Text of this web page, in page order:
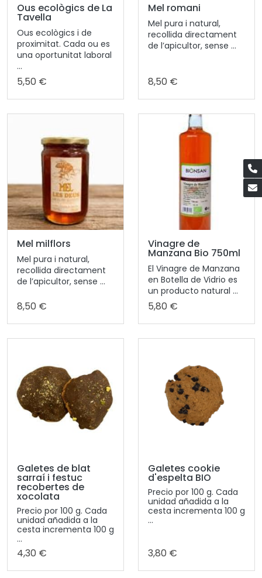
Ous ecològics de La
Tavella
Ous ecològics i de
proximitat. Cada ou es
una oportunitat laboral
...
5,50 €
Mel romani
Mel pura i natural,
recollida directament
de l’apicultor, sense ...
8,50 €
Mel milflors
Mel pura i natural,
recollida directament
de l’apicultor, sense ...
8,50 €
Vinagre de
Manzana Bio 750ml
El Vinagre de Manzana
en Botella de Vidrio es
un producto natural ...
5,80 €
Galetes de blat
sarraí i festuc
recobertes de
xocolata
Precio por 100 g. Cada
unidad añadida a la
cesta incrementa 100 g
...
4,30 €
Galetes cookie
d'espelta BIO
Precio por 100 g. Cada
unidad añadida a la
cesta incrementa 100 g
...
3,80 €